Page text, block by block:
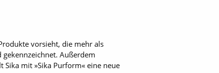
vorsieht, die mehr als
Außerdem
mit »Sika Purform« eine neue